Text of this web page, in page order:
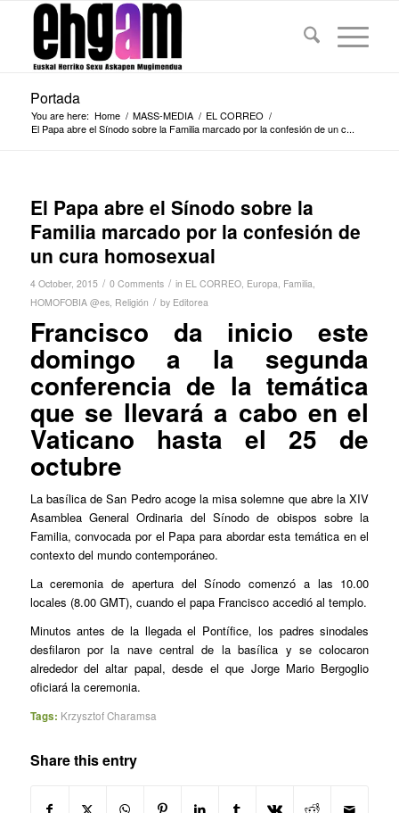
Portada
You are here: Home / MASS-MEDIA / EL CORREO /
El Papa abre el Sínodo sobre la Familia marcado por la confesión de un c...
El Papa abre el Sínodo sobre la
Familia marcado por la confesión de
un cura homosexual
4 October, 2015 / 0 Comments / in EL CORREO, Europa, Familia,
HOMOFOBIA @es, Religión / by Editorea
Francisco da inicio este
domingo a la segunda
conferencia de la temática
que se llevará a cabo en el
Vaticano hasta el 25 de
octubre
La basílica de San Pedro acoge la misa solemne que abre la XIV
Asamblea General Ordinaria del Sínodo de obispos sobre la
Familia, convocada por el Papa para abordar esta temática en el
contexto del mundo contemporáneo.
La ceremonia de apertura del Sínodo comenzó a las 10.00
locales (8.00 GMT), cuando el papa Francisco accedió al templo.
Minutos antes de la llegada el Pontífice, los padres sinodales
desfilaron por la nave central de la basílica y se colocaron
alrededor del altar papal, desde el que Jorge Mario Bergoglio
oficiará la ceremonia.
Tags: Krzysztof Charamsa
Share this entry